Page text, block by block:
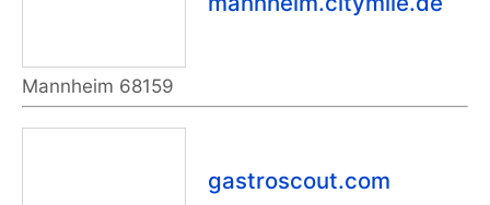
Mannheim 68159
gastroscout.com